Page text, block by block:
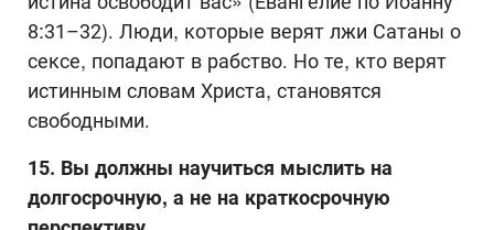
8:31–32). Люди, которые верят лжи Сатаны о
сексе, попадают в рабство. Но те, кто верят
истинным словам Христа, становятся
свободными.
15. Вы должны научиться мыслить на
долгосрочную, а не на краткосрочную